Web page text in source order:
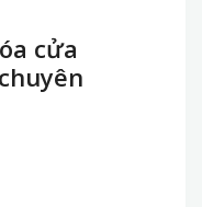
cửa